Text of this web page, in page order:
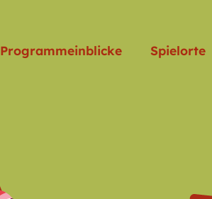
Programmeinblicke Spielorte